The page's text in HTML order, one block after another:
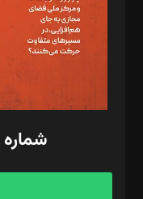
طراح یونیفرم: مجید توکلی
فیلمبرداری و عکاسی:
گرافیک و صفحه‌آرایی:
مد‌یر توسعه تجاری: کامبیز
امور مالی: شاپور رهبری،
آگهی و مشترکین: ۰۹۱۹۹۹۹۰۴۵۴
شماره ۱۴۷ - مرداد ۱۴۰۵